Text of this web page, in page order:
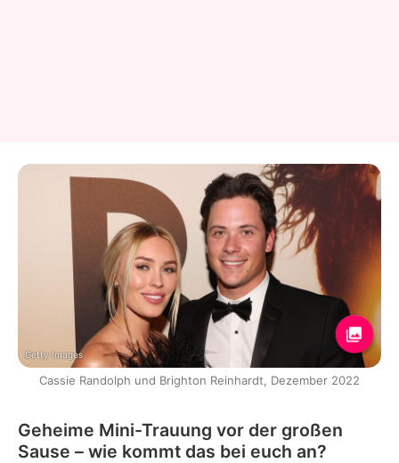
Getty Images
Cassie Randolph und Brighton Reinhardt, Dezember 2022
Geheime Mini-Trauung vor der großen
Sause – wie kommt das bei euch an?